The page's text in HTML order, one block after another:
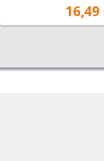
Verlängerung,16,49